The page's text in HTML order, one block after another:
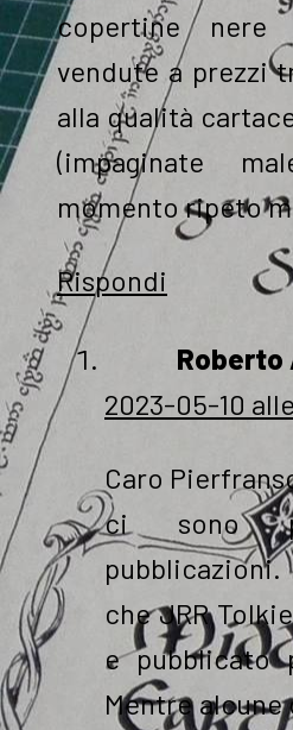
copertine nere
vendute a prezzi
alla qualità
(impaginate
momento ripeto
Rispondi
Roberto
2023-05-10
Caro
ci sono
pubblicazioni.
che JRR
e pubblicato
Mentre